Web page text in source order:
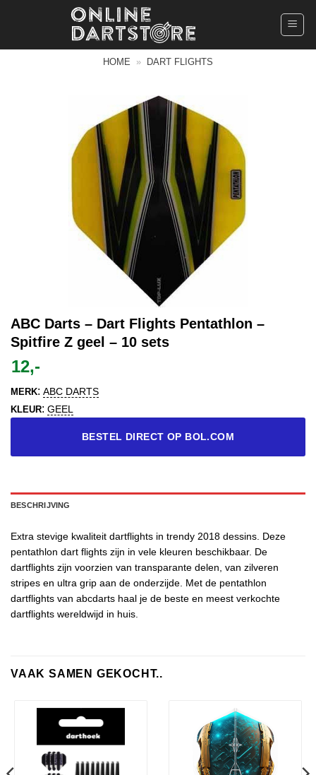
HOME » DART FLIGHTS
ABC Darts – Dart Flights Pentathlon –
Spitfire Z geel – 10 sets
12,-
MERK: ABC DARTS
KLEUR: GEEL
BESTEL DIRECT OP BOL.COM
BESCHRIJVING
Extra stevige kwaliteit dartflights in trendy 2018 dessins. Deze
pentathlon dart flights zijn in vele kleuren beschikbaar. De
dartflights zijn voorzien van transparante delen, van zilveren
stripes en ultra grip aan de onderzijde. Met de pentathlon
dartflights van abcdarts haal je de beste en meest verkochte
dartflights wereldwijd in huis.
VAAK SAMEN GEKOCHT..